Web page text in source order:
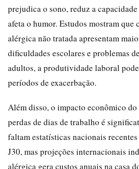
prejudica o sono, reduz a
afeta o humor. Estudos mostram que
alérgica não tratada apresentam
dificuldades escolares e problemas
adultos, a produtividade laboral
períodos de exacerbação.
Além disso, o impacto econômico do
perdas de dias de trabalho é
faltam estatísticas nacionais
J30, mas projeções internacionais
alérgica gera custos anuais na casa